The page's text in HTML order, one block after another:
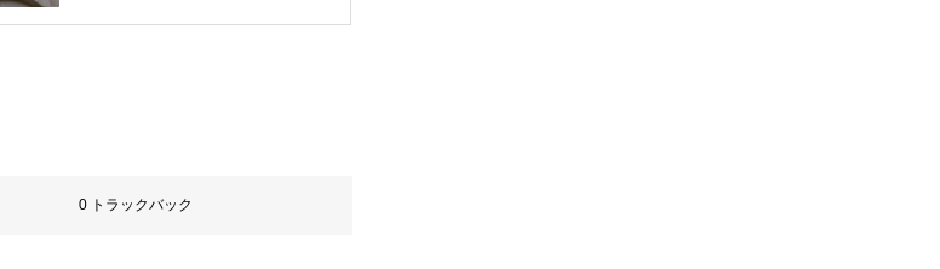
0 トラックバック